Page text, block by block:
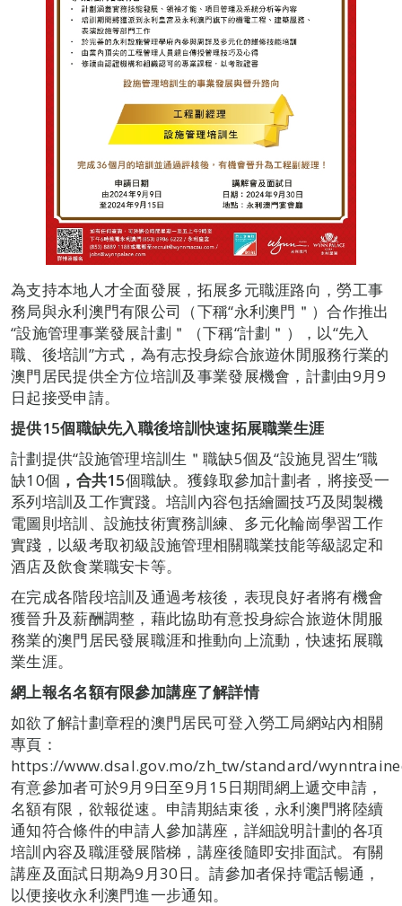
為支持本地人才全面發展，拓展多元職涯路向，勞工事
務局與永利澳門有限公司（下稱“永利澳門＂）合作推出
“設施管理事業發展計劃＂（下稱“計劃＂），以“先入
職、後培訓”方式，為有志投身綜合旅遊休閒服務行業的
澳門居民提供全方位培訓及事業發展機會，計劃由9月9
日起接受申請。
提供15個職缺先入職後培訓快速拓展職業生涯
計劃提供“設施管理培訓生＂職缺5個及“設施見習生”職
缺10個 ，合共15個職缺。獲錄取參加計劃者，將接受一
系列培訓及工作實踐。培訓內容包括繪圖技巧及閱製機
電圖則培訓、設施技術實務訓練、多元化輪崗學習工作
實踐，以級考取初級設施管理相關職業技能等級認定和
酒店及飲食業職安卡等。
在完成各階段培訓及通過考核後，表現良好者將有機會
獲晉升及薪酬調整，藉此協助有意投身綜合旅遊休閒服
務業的澳門居民發展職涯和推動向上流動，快速拓展職
業生涯。
網上報名名額有限參加講座了解詳情
如欲了解計劃章程的澳門居民可登入勞工局網站內相關
專頁：
https://www.dsal.gov.mo/zh_tw/standard/
有意參加者可於9月9日至9月15日期間網上遞交申請，
名額有限，欲報從速。申請期結束後，永利澳門將陸續
通知符合條件的申請人參加講座，詳細說明計劃的各項
培訓內容及職涯發展階梯，講座後隨即安排面試。有關
講座及面試日期為9月30日。請參加者保持電話暢通，
以便接收永利澳門進一步通知。